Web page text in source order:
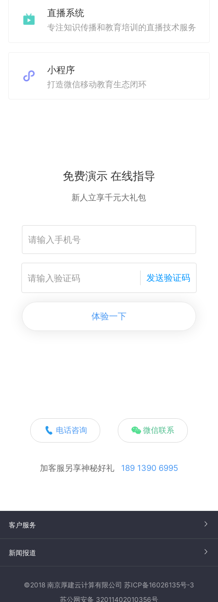
直播系统
专注知识传播和教育培训的直播技术服务
小程序
打造微信移动教育生态闭环
免费演示 在线指导
新人立享千元大礼包
发送验证码
体验一下
电话咨询 微信联系
加客服另享神秘好礼 189 1390 6995
客户服务
新闻报道
©2018 南京厚建云计算有限公司 苏ICP备16026135号-3
苏公网安备 32011402010356号